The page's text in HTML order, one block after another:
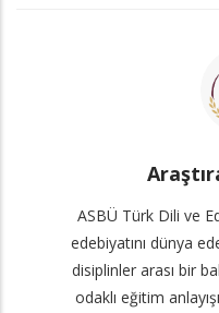
ASBÜ Türk Dili ve
edebiyatını dünya
disiplinler arası bir
odaklı eğitim